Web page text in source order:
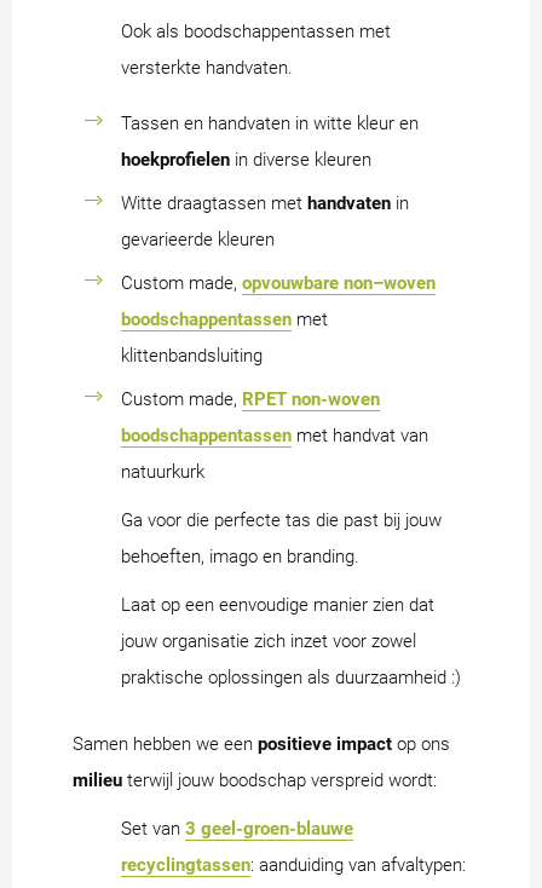
Ook als boodschappentassen met
versterkte handvaten.
Tassen en handvaten in witte kleur en
hoekprofielen in diverse kleuren
Witte draagtassen met handvaten in
gevarieerde kleuren
Custom made, opvouwbare non–woven
boodschappentassen met
klittenbandsluiting
Custom made, RPET non-woven
boodschappentassen met handvat van
natuurkurk
Ga voor die perfecte tas die past bij jouw
behoeften, imago en branding.
Laat op een eenvoudige manier zien dat
jouw organisatie zich inzet voor zowel
praktische oplossingen als duurzaamheid :)
Samen hebben we een positieve impact op ons
milieu terwijl jouw boodschap verspreid wordt:
Set van 3 geel-groen-blauwe
recyclingtassen: aanduiding van afvaltypen: